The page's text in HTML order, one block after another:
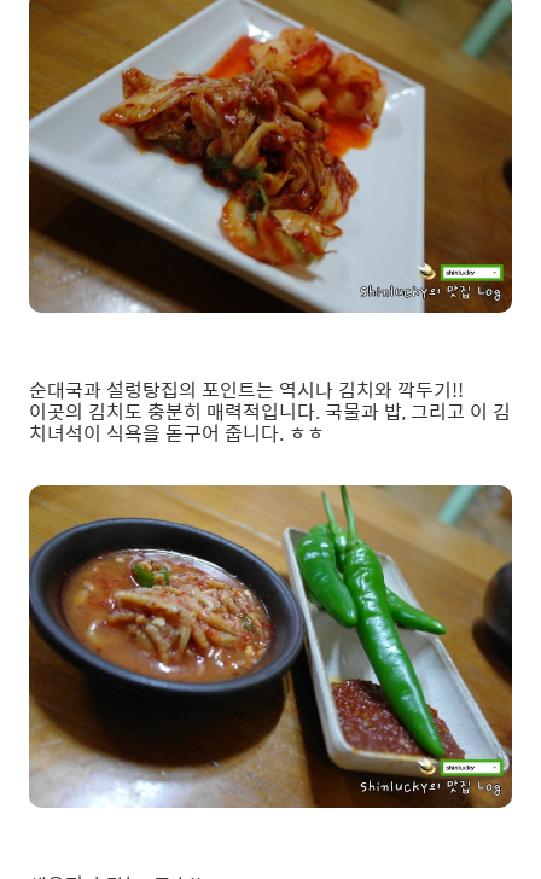
순대국과 설렁탕집의 포인트는 역시나 김치와 깍두기!!
이곳의 김치도 충분히 매력적입니다. 국물과 밥, 그리고 이 김
치녀석이 식욕을 돋구어 줍니다. ㅎㅎ